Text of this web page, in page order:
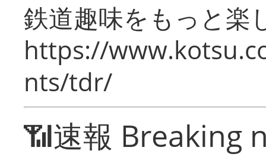
鉄道趣味をもっと楽
https://
nts/tdr/
📶速報 Breaking